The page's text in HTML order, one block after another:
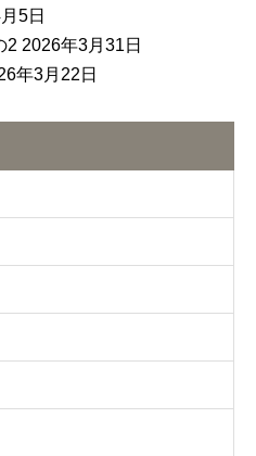
5日
2 2026年3月31日
年3月22日